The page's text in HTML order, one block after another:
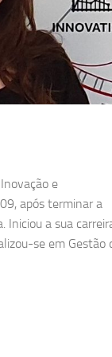
e
após terminar a
Iniciou a sua
se em Gestão